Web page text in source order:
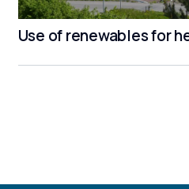
Use of renewables for